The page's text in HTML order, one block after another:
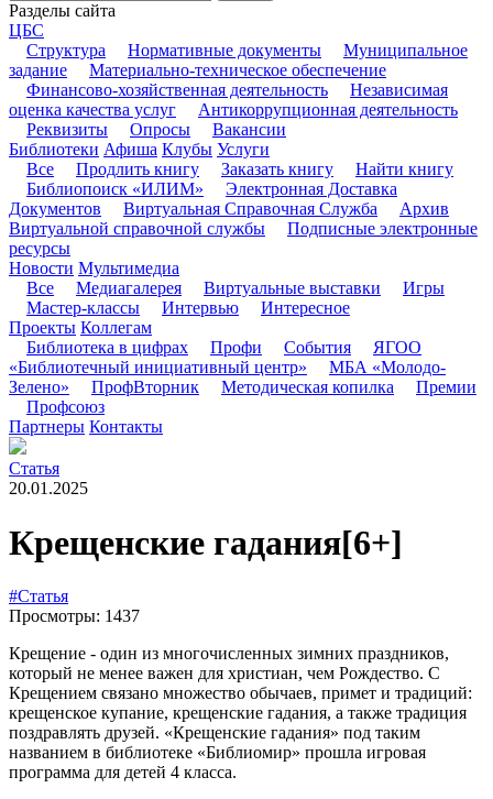
Разделы сайта
ЦБС
Структура
Нормативные документы
Муниципальное
задание
Материально-техническое обеспечение
Финансово-хозяйственная деятельность
Независимая
оценка качества услуг
Антикоррупционная деятельность
Реквизиты
Опросы
Вакансии
Библиотеки Афиша Клубы Услуги
Все
Продлить книгу Заказать книгу
Найти книгу
Библиопоиск «ИЛИМ»
Электронная Доставка
Документов
Виртуальная Справочная Служба
Архив
Виртуальной справочной службы
Подписные электронные
ресурсы
Новости Мультимедиа
Все
Медиагалерея Виртуальные выставки
Игры
Мастер-классы
Интервью
Интересное
Проекты Коллегам
Библиотека в цифрах
Профи События
ЯГОО
«Библиотечный инициативный центр»
МБА «Молодо-
Зелено»
ПрофВторник Методическая копилка
Премии
Профсоюз
Партнеры Контакты
Статья
20.01.2025
Крещенские гадания[6+]
#Статья
Просмотры: 1437
Крещение - один из многочисленных зимних праздников,
который не менее важен для христиан, чем Рождество. С
Крещением связано множество обычаев, примет и традиций:
крещенское купание, крещенские гадания, а также традиция
поздравлять друзей. «Крещенские гадания» под таким
названием в библиотеке «Библиомир» прошла игровая
программа для детей 4 класса.